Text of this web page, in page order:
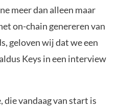
meer dan alleen maar
on-chain genereren van
geloven wij dat we een
Keys in een interview
vandaag van start is